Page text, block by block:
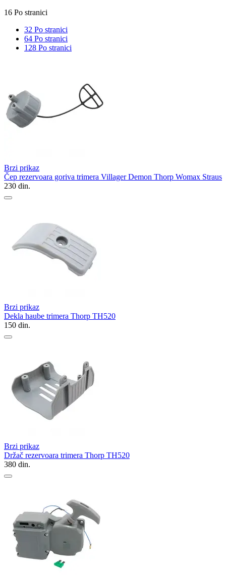
16 Po stranici
32 Po stranici
64 Po stranici
128 Po stranici
Brzi prikaz
Čep rezervoara goriva trimera Villager Demon Thorp Womax Straus
230 din.
Brzi prikaz
Dekla haube trimera Thorp TH520
150 din.
Brzi prikaz
Držač rezervoara trimera Thorp TH520
380 din.